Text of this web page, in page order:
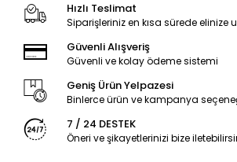
Hızlı Teslimat
Siparişleriniz en kısa sürede elinize
Güvenli Alışveriş
Güvenli ve kolay ödeme sistemi
Geniş Ürün Yelpazesi
Binlerce ürün ve kampanya
7 / 24 DESTEK
Öneri ve şikayetlerinizi bize